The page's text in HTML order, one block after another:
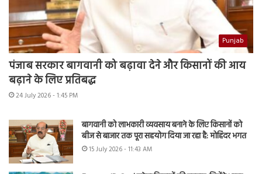
Punjab
पंजाब सरकार बागवानी को बढ़ावा देने और किसानों की आय
बढ़ाने के लिए प्रतिबद्ध
24 July 2026 - 1:45 PM
बागवानी को लाभकारी व्यवसाय बनाने के लिए किसानों को
बीज से बाजार तक पूरा सहयोग दिया जा रहा है: मोहिंदर भगत
15 July 2026 - 11:43 AM